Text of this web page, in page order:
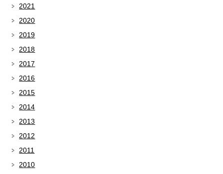
2021
2020
2019
2018
2017
2016
2015
2014
2013
2012
2011
2010